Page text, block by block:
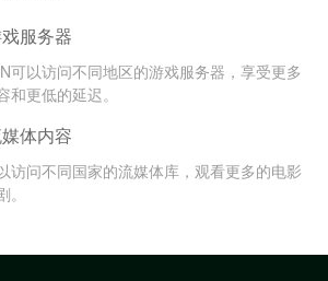
服务器
可以访问不同地区的游戏服务器，享受更多
和更低的延迟。
体内容
访问不同国家的流媒体库，观看更多的电影